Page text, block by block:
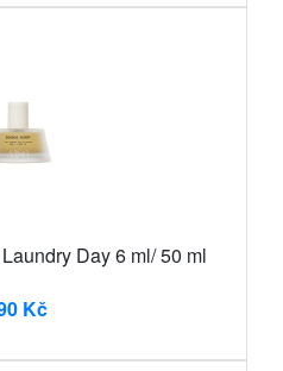
Day 6 ml/ 50 ml
Kč